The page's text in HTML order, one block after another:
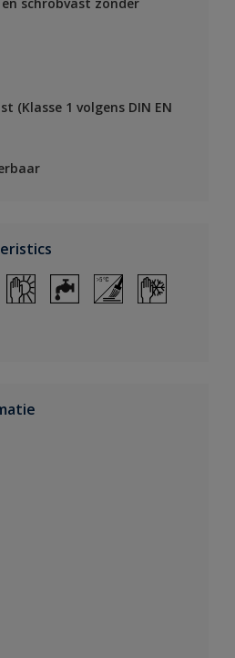
(Klasse 1 volgens DIN EN